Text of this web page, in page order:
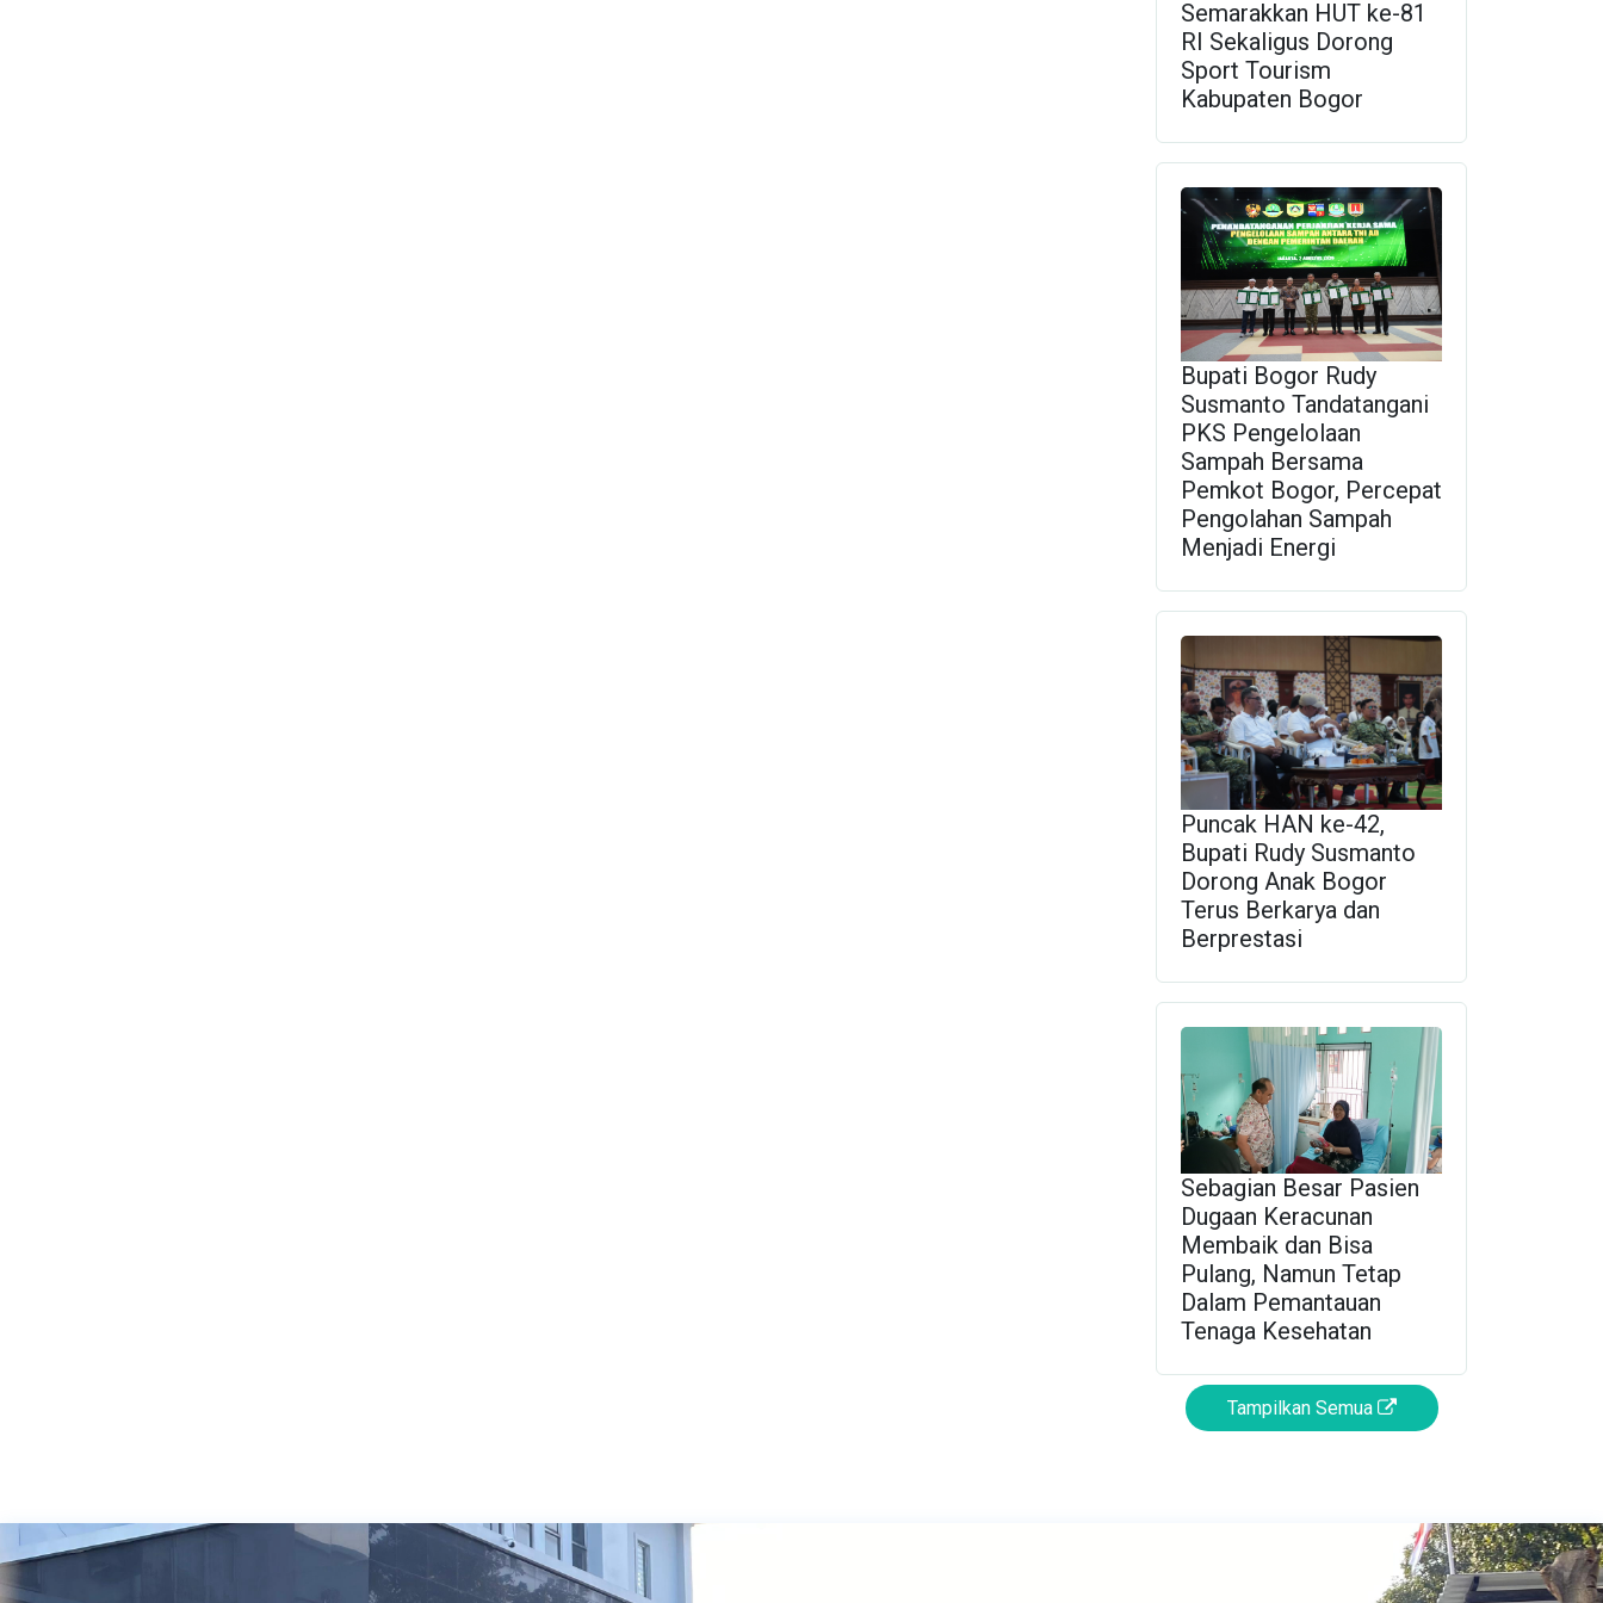
Semarakkan HUT ke-81
RI Sekaligus Dorong
Sport Tourism
Kabupaten Bogor
Bupati Bogor Rudy
Susmanto Tandatangani
PKS Pengelolaan
Sampah Bersama
Pemkot Bogor, Percepat
Pengolahan Sampah
Menjadi Energi
Puncak HAN ke-42,
Bupati Rudy Susmanto
Dorong Anak Bogor
Terus Berkarya dan
Berprestasi
Sebagian Besar Pasien
Dugaan Keracunan
Membaik dan Bisa
Pulang, Namun Tetap
Dalam Pemantauan
Tenaga Kesehatan
Tampilkan Semua